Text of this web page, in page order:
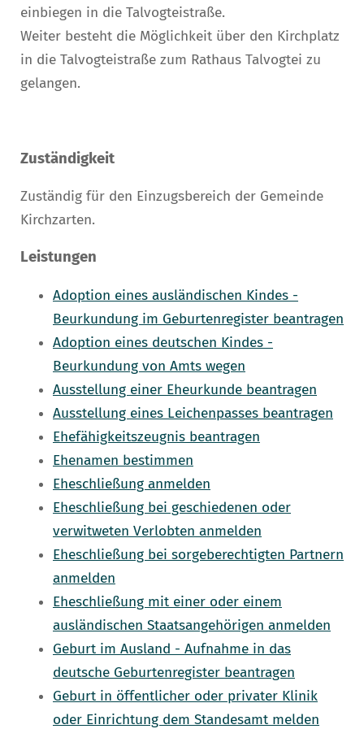
einbiegen in die Talvogteistraße.
Weiter besteht die Möglichkeit über den Kirchplatz
in die Talvogteistraße zum Rathaus Talvogtei zu
gelangen.
Zuständigkeit
Zuständig für den Einzugsbereich der Gemeinde
Kirchzarten.
Leistungen
Adoption eines ausländischen Kindes -
Beurkundung im Geburtenregister beantragen
Adoption eines deutschen Kindes -
Beurkundung von Amts wegen
Ausstellung einer Eheurkunde beantragen
Ausstellung eines Leichenpasses beantragen
Ehefähigkeitszeugnis beantragen
Ehenamen bestimmen
Eheschließung anmelden
Eheschließung bei geschiedenen oder
verwitweten Verlobten anmelden
Eheschließung bei sorgeberechtigten Partnern
anmelden
Eheschließung mit einer oder einem
ausländischen Staatsangehörigen anmelden
Geburt im Ausland - Aufnahme in das
deutsche Geburtenregister beantragen
Geburt in öffentlicher oder privater Klinik
oder Einrichtung dem Standesamt melden